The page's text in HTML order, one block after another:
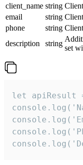
client_name string
email
string
phone
string
description
string
set
let apiResult